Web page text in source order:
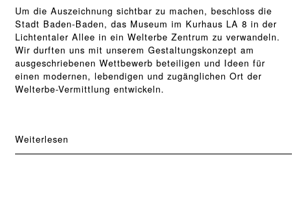
Um die Auszeichnung sichtbar zu machen, beschloss die
Stadt Baden-Baden, das Museum im Kurhaus LA 8 in der
Lichtentaler Allee in ein Welterbe Zentrum zu verwandeln.
Wir durften uns mit unserem Gestaltungskonzept am
ausgeschriebenen Wettbewerb beteiligen und Ideen für
einen modernen, lebendigen und zugänglichen Ort der
Welterbe-Vermittlung entwickeln.
Weiterlesen